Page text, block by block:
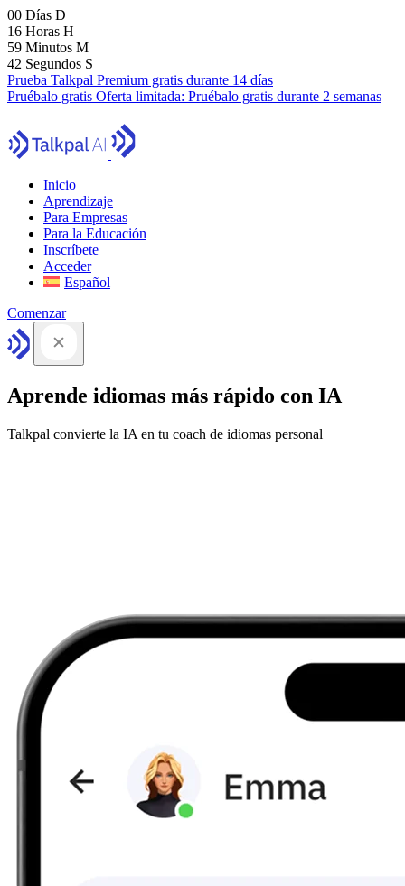
00 Días D
16 Horas H
59 Minutos M
41 Segundos S
Prueba Talkpal Premium gratis durante 14 días
Pruébalo gratis Oferta limitada: Pruébalo gratis durante 2 semanas
Inicio
Aprendizaje
Para Empresas
Para la Educación
Inscríbete
Acceder
Español
Comenzar
Aprende idiomas más rápido con IA
Talkpal convierte la IA en tu coach de idiomas personal